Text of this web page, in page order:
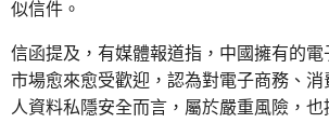
似信件。
信函提及，有媒體報道指，中國擁有的
市場愈來愈受歡迎，認為對電子商務、消
人資料私隱安全而言，屬於嚴重風險，也